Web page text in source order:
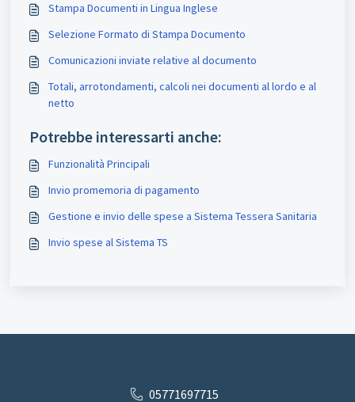
Stampa Documenti in Lingua Inglese
Selezione Formato di Stampa Documento
Comunicazioni inviate relative al documento
Totali, arrotondamenti, calcoli nei documenti al lordo e al
netto
Potrebbe interessarti anche:
Funzionalità Principali
Invio promemoria di pagamento
Gestione e invio delle spese a Sistema Tessera Sanitaria
Invio spese al Sistema TS
05771697715